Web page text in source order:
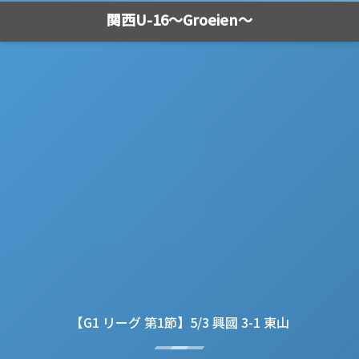
関西U-16～Groeien～
【G1 リーグ 第1節】5/3 興國 3-1 東山